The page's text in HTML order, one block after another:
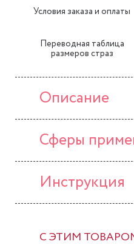
Условия заказа и оплаты
Переводная таблица
размеров страз
Описание
Сферы
Инструкция
С ЭТИМ